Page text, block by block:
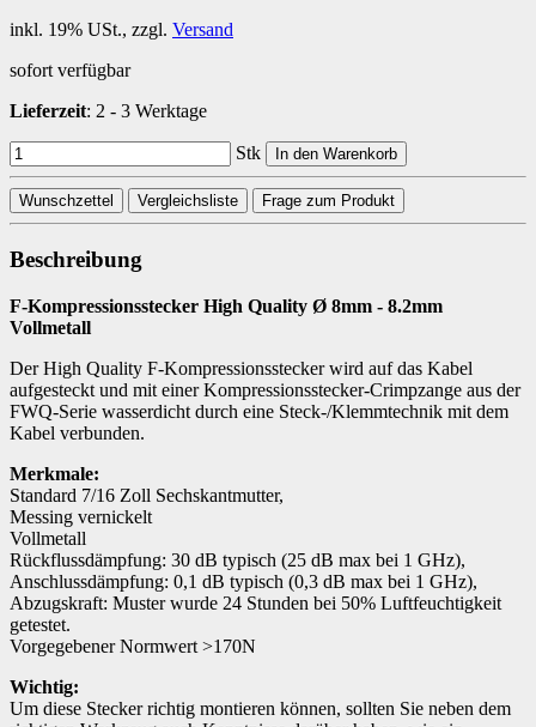
inkl. 19% USt., zzgl. Versand
sofort verfügbar
Lieferzeit: 2 - 3 Werktage
Stk In den Warenkorb
Wunschzettel Vergleichsliste Frage zum Produkt
Beschreibung
F-Kompressionsstecker High Quality Ø 8mm - 8.2mm
Vollmetall
Der High Quality F-Kompressionsstecker wird auf das Kabel
aufgesteckt und mit einer Kompressionsstecker-Crimpzange aus der
FWQ-Serie wasserdicht durch eine Steck-/Klemmtechnik mit dem
Kabel verbunden.
Merkmale:
Standard 7/16 Zoll Sechskantmutter,
Messing vernickelt
Vollmetall
Rückflussdämpfung: 30 dB typisch (25 dB max bei 1 GHz),
Anschlussdämpfung: 0,1 dB typisch (0,3 dB max bei 1 GHz),
Abzugskraft: Muster wurde 24 Stunden bei 50% Luftfeuchtigkeit
getestet.
Vorgegebener Normwert >170N
Wichtig:
Um diese Stecker richtig montieren können, sollten Sie neben dem